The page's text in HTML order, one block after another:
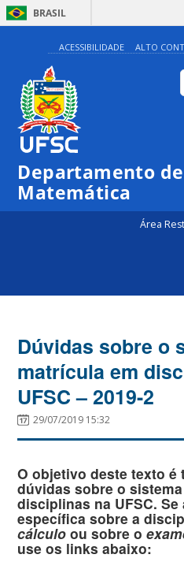
BRASIL
ACESSIBILIDADE ALTO
Departamento de
Matemática
Área
Dúvidas sobre o
matrícula em
UFSC – 2019-2
29/07/2019 15:32
O objetivo deste texto é
dúvidas sobre o
disciplinas na UFSC.
específica sobre a
cálculo ou sobre o
use os links abaixo: